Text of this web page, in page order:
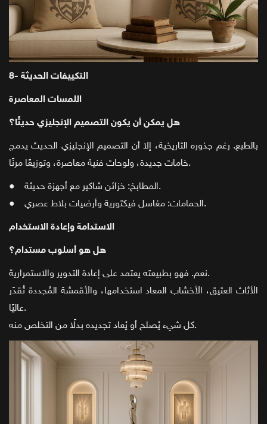
8- التكييفات الحديثة
اللمسات المعاصرة
هل يمكن أن يكون التصميم الإنجليزي حديثًا؟
بالطبع. رغم جذوره التاريخية، إلا أن التصميم الإنجليزي الحديث يدمج
خامات جديدة، ولوحات فنية معاصرة، وتوزيعًا مرنًا.
● المطابخ: خزائن شاكير مع أجهزة حديثة.
● الحمامات: مغاسل فيكتورية وأرضيات بلاط عصري.
الاستدامة وإعادة الاستخدام
هل هو أسلوب مستدام؟
نعم. فهو بطبيعته يعتمد على إعادة التدوير والاستمرارية.
الأثاث العتيق، الأخشاب المعاد استخدامها، والأقمشة المُجددة تُقدّر
عاليًا.
كل شيء يُصلح أو يُعاد تجديده بدلًا من التخلص منه.